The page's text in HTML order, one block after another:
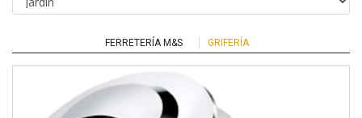
FERRETERÍA M&S GRIFERÍA